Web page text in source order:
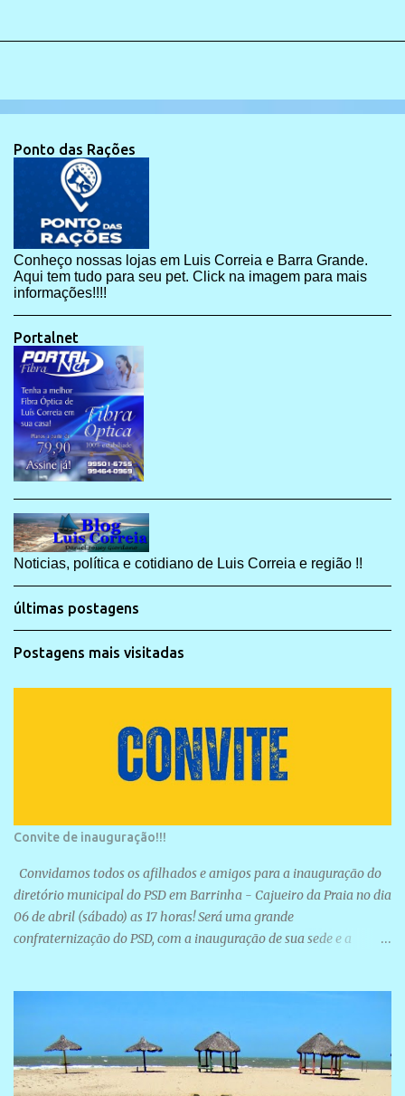
Ponto das Rações
Conheço nossas lojas em Luis Correia e Barra Grande.
Aqui tem tudo para seu pet. Click na imagem para mais
informações!!!!
Portalnet
Noticias, política e cotidiano de Luis Correia e região !!
últimas postagens
Postagens mais visitadas
Convite de inauguração!!!
Convidamos todos os afilhados e amigos para a inauguração do
diretório municipal do PSD em Barrinha - Cajueiro da Praia no dia
06 de abril (sábado) as 17 horas! Será uma grande
confraternização do PSD, com a inauguração de sua sede e a